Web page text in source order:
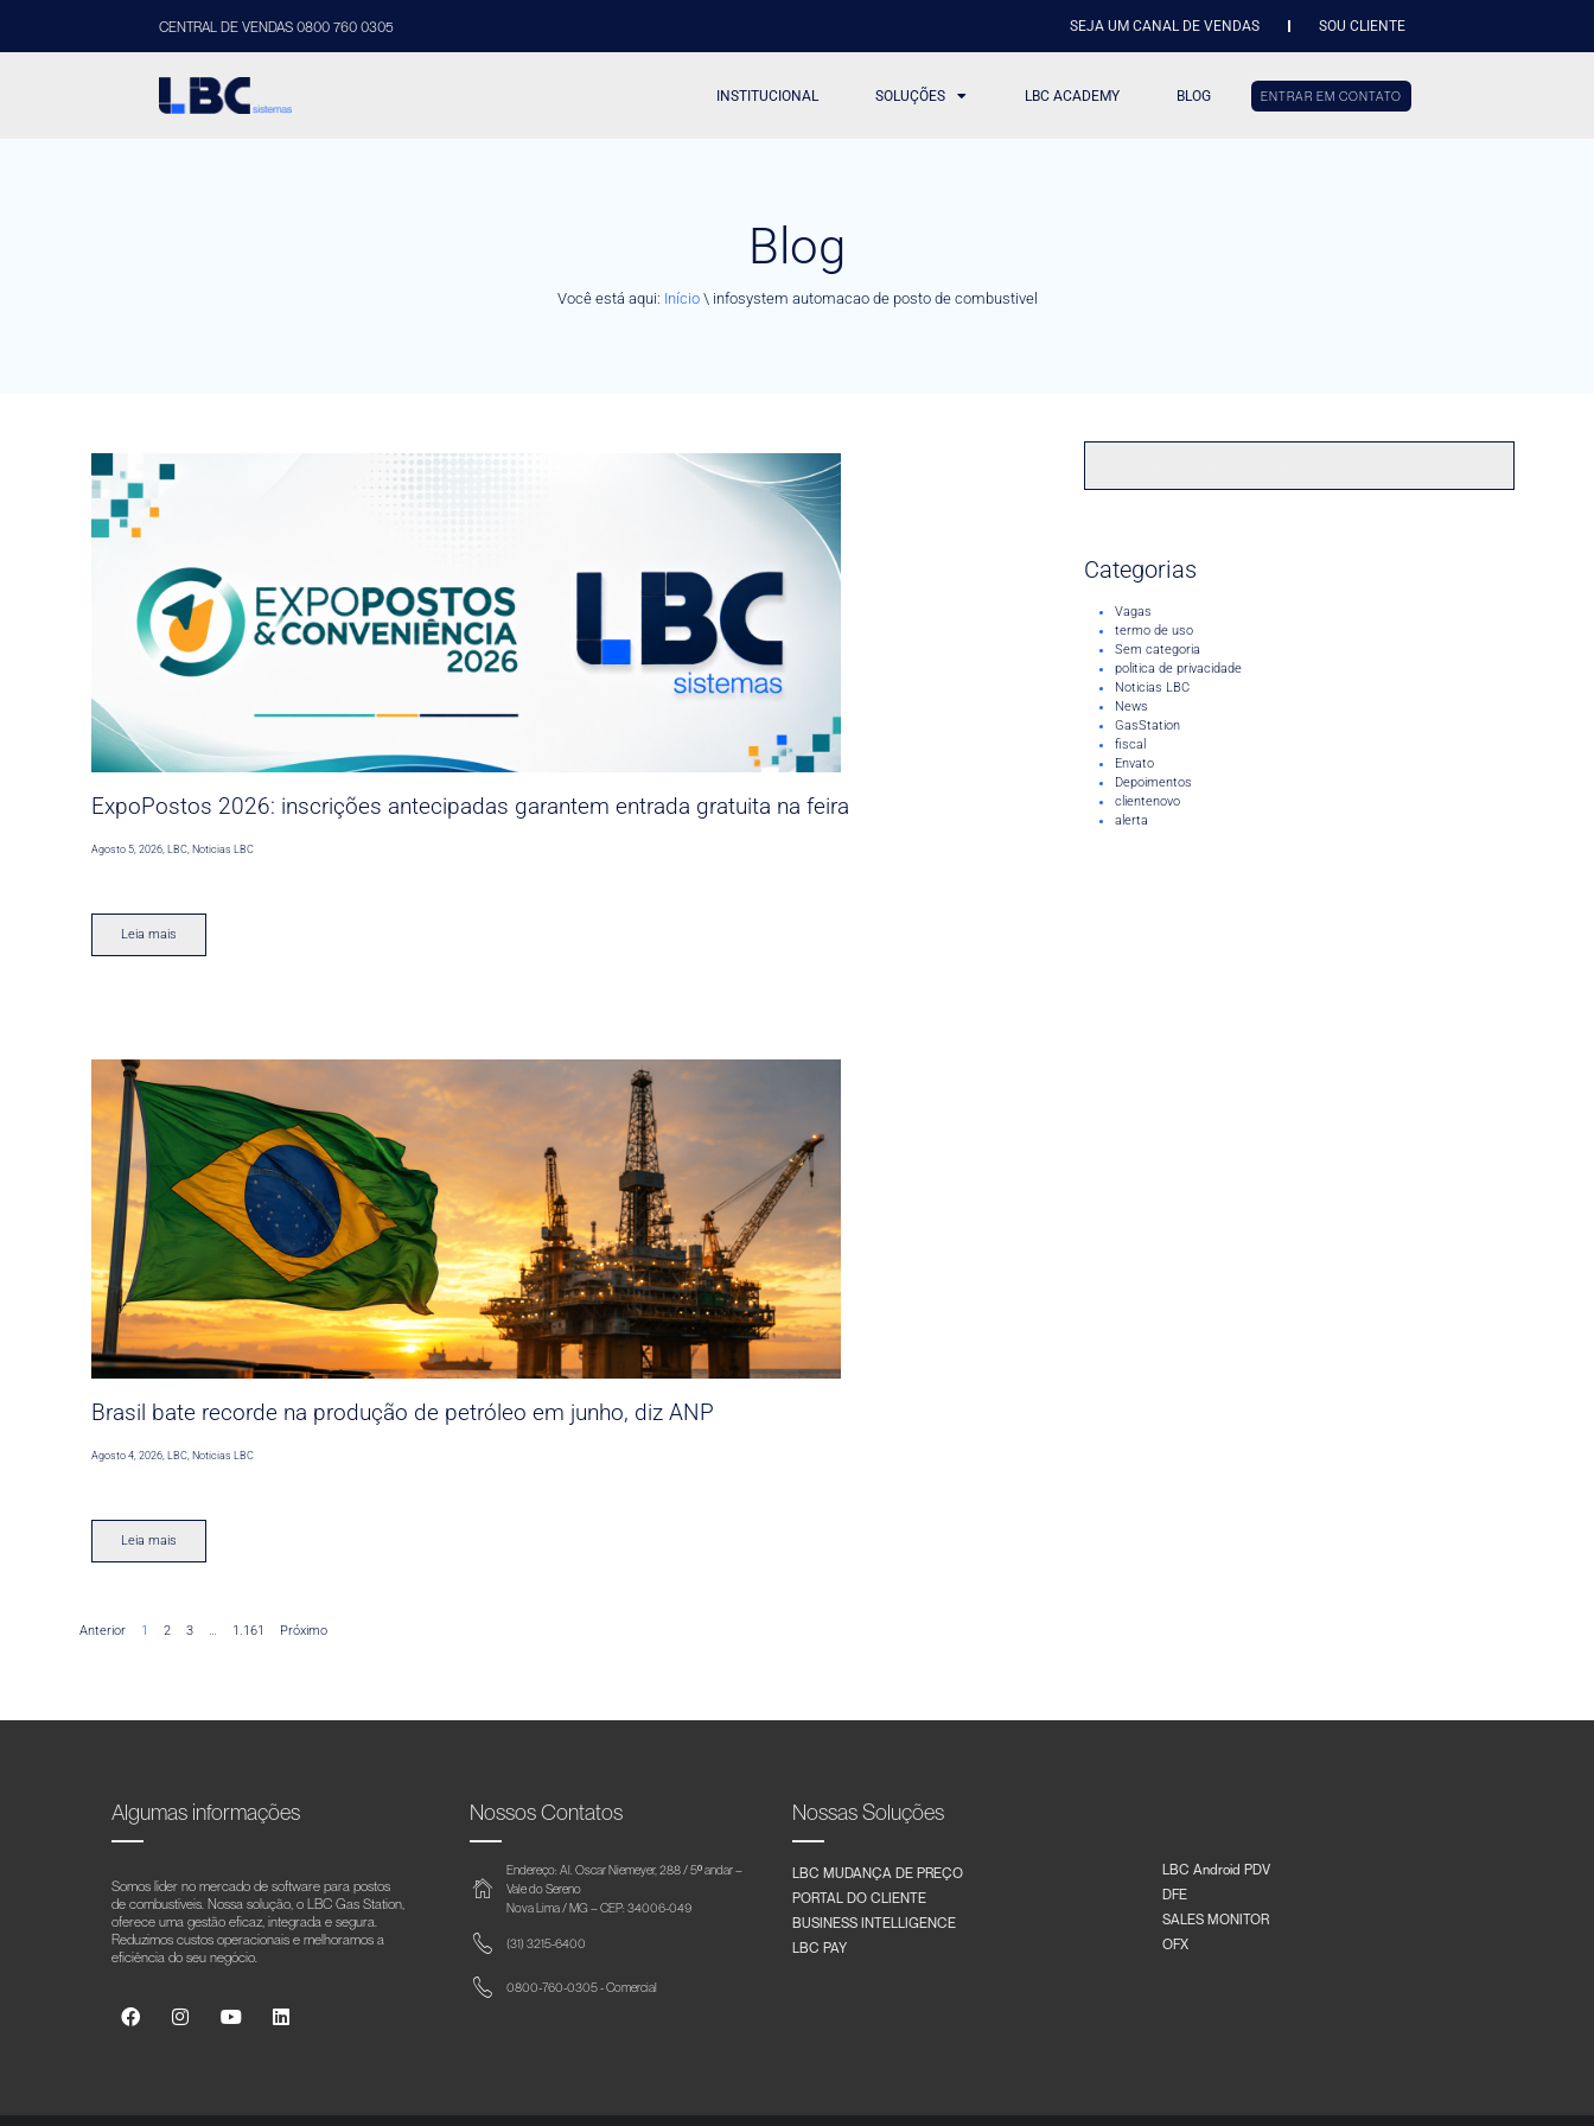
CENTRAL DE VENDAS 0800 760 0305 SEJA UM CANAL DE VENDAS SOU CLIENTE
INSTITUCIONAL SOLUÇÕES LBC ACADEMY BLOG ENTRAR EM CONTATO
Blog
Você está aqui: Início\ infosystem automacao de posto de combustivel
ExpoPostos 2026: inscrições antecipadas garantem entrada gratuita na feira
Agosto 5, 2026,LBC,Noticias LBC
Leia mais
Brasil bate recorde na produção de petróleo em junho, diz ANP
Agosto 4, 2026 ,LBC Noticias LBC
Leia mais
Anterior 1 2 3 … 1.161 Próximo
Categorias
Vagas
termo de uso
Sem categoria
politica de privacidade
Noticias LBC
News
GasStation
fiscal
Envato
Depoimentos
clientenovo
alerta
Algumas informações
Somos líder no mercado de software para postos
de combustíveis. Nossa solução, o LBC Gas Station,
oferece uma gestão eficaz, integrada e segura.
Reduzimos custos operacionais e melhoramos a
eficiência do seu negócio.
Nossos Contatos
Endereço: Al. Oscar Niemeyer, 288 / 5º andar –
Vale do Sereno
Nova Lima / MG – CEP: 34006-049
(31) 3215-6400
0800-760-0305 - Comercial
Nossas Soluções
LBC MUDANÇA DE PREÇO
PORTAL DO CLIENTE
BUSINESS INTELLIGENCE
LBC PAY
LBC Android PDV
DFE
SALES MONITOR
OFX